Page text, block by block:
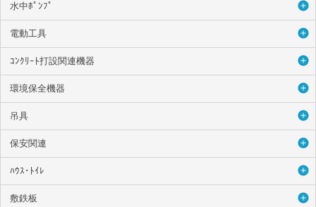
水中ﾎﾟﾝﾌﾟ
電動工具
ｺﾝｸﾘｰﾄ打設関連機器
環境保全機器
吊具
保安関連
ﾊｳｽ･ﾄｲﾚ
敷鉄板